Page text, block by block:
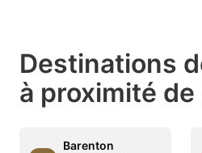
Destinations
à proximité
Barenton